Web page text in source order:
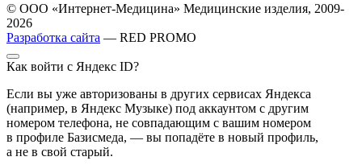
© ООО «Интернет-Медицина» Медицинские изделия, 2009-
2026
Разработка сайта — RED PROMO
Как войти с Яндекс ID?
Если вы уже авторизованы в других сервисах Яндекса
(например, в Яндекс Музыке) под аккаунтом с другим
номером телефона, не совпадающим с вашим номером
в профиле Базисмеда, — вы попадёте в новый профиль,
а не в свой старый.